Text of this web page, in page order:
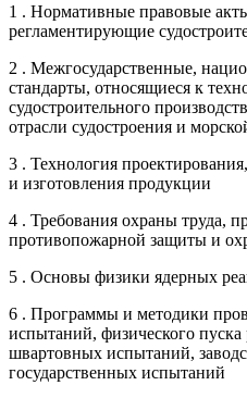
1 . Нормативные правовые
регламентирующие
2 . Межгосударственные,
стандарты, относящиеся к
судостроительного
отрасли судостроения и
3 . Технология
и изготовления продукции
4 . Требования охраны труда,
противопожарной защиты и
5 . Основы физики ядерных
6 . Программы и методики
испытаний, физического
швартовных испытаний,
государственных испытаний